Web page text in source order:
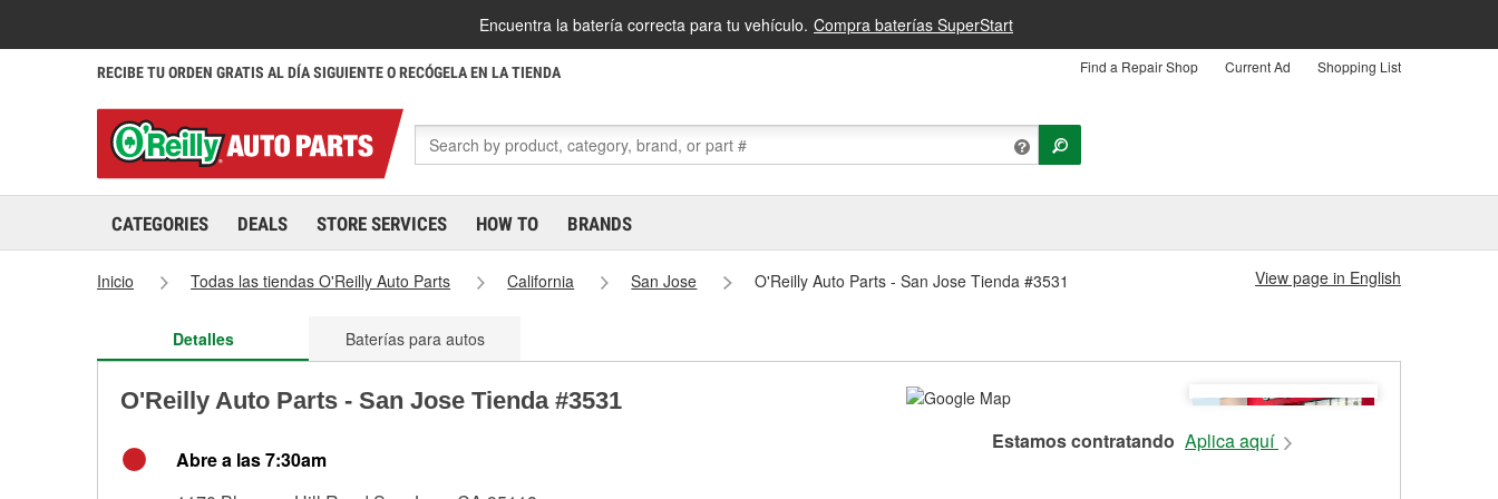
Encuentra la batería correcta para tu vehículo. Compra baterías SuperStart
RECIBE TU ORDEN GRATIS AL DÍA SIGUIENTE O RECÓGELA EN LA TIENDA Find a Repair Shop Current Ad Shopping List
CATEGORIES DEALS STORE SERVICES HOW TO BRANDS
Inicio Todas las tiendas O'Reilly Auto Parts California San Jose O'Reilly Auto Parts - San Jose Tienda #3531 View page in English
Detalles Baterías para autos
O'Reilly Auto Parts - San Jose Tienda #3531
Abre a las 7:30am
Estamos contratando Aplica aquí